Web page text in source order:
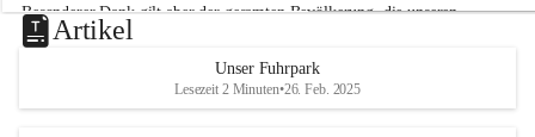
e
r
r
Besonderer Dank gilt aber der gesamten Bevölkerung, die unseren
Frühschoppen trotz hochsommerlichen Temperaturen besuchte. Der
Reinerlös des Festes kommt natürlich wieder der Verbesserung der
Ausrüstung und somit der Einsatzbereitschaft der FF
Hohenkogl/Mitterdorf zugute!
Artikel
Unser Fuhrpark
Lesezeit 2 Minuten•26. Feb. 2025